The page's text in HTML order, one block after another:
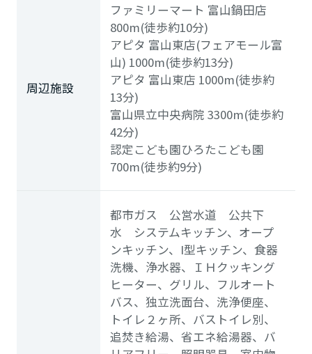
周辺施設
ファミリーマート 富山鍋田店
800m(徒歩約10分)
アピタ 富山東店(フェアモール富
山) 1000m(徒歩約13分)
アピタ 富山東店 1000m(徒歩約
13分)
富山県立中央病院3300m(徒歩約
42分)
認定こども園ひろたこども園
700m(徒歩約9分)
都市ガス 公営水道 公共下
水 システムキッチン、オープ
ンキッチン、I型キッチン、食器
洗機、浄水器、ＩＨクッキング
ヒーター、グリル、フルオート
バス、独立洗面台、洗浄便座、
トイレ２ヶ所、バストイレ別、
追焚き給湯、省エネ給湯器、バ